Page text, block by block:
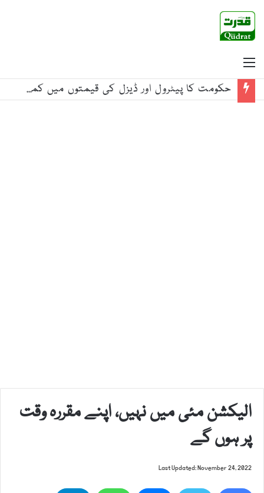
حکومت کا پیٹرول اور ڈیزل کی قیمتوں میں کمی کا اعلان
الیکشن مئی میں نہیں، اپنے مقررہ وقت
پر ہوں گے
Last Updated: November 24, 2022